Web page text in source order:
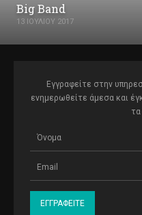
Big Band
13 ΙΟΥΛΊΟΥ 2017
Εγγραφείτε στην
ενημερωθείτε άμεσα και
τα